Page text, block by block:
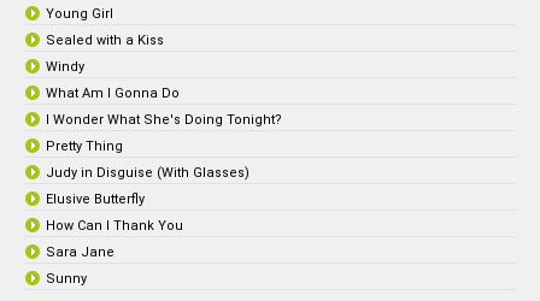
Young Girl
Sealed with a Kiss
Windy
What Am I Gonna Do
I Wonder What She's Doing Tonight?
Pretty Thing
Judy in Disguise (With Glasses)
Elusive Butterfly
How Can I Thank You
Sara Jane
Sunny